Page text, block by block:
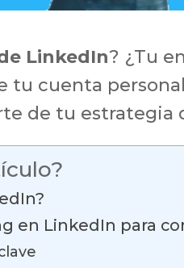
LinkedIn? ¿Tu
tu cuenta
de tu estrategia
en LinkedIn para